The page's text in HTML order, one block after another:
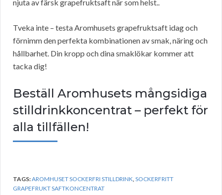
njuta av färsk grapefruktsaft när som helst..
Tveka inte – testa Aromhusets grapefruktsaft idag och
förnimm den perfekta kombinationen av smak, näring och
hållbarhet. Din kropp och dina smaklökar kommer att
tacka dig!
Beställ Aromhusets mångsidiga
stilldrinkkoncentrat – perfekt för
alla tillfällen!
TAGS:AROMHUSET SOCKERFRI STILLDRINK SOCKERFRITT
GRAPEFRUKT SAFTKONCENTRAT